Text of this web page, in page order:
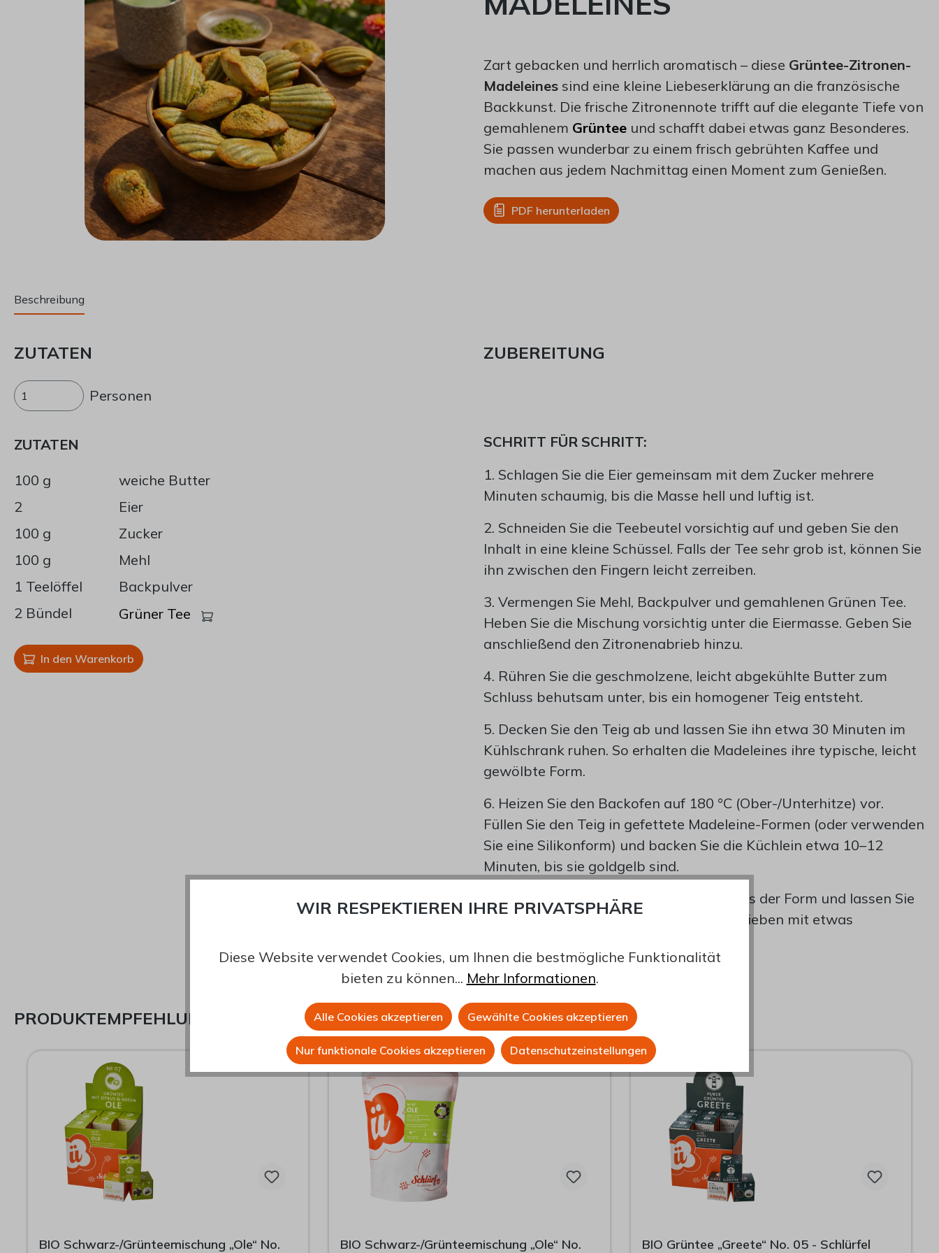
Zart gebacken und herrlich aromatisch – diese Grüntee-Zitronen-
Madeleines sind eine kleine Liebeserklärung an die französische
Backkunst. Die frische Zitronennote trifft auf die elegante Tiefe von
gemahlenem Grüntee und schafft dabei etwas ganz Besonderes.
Sie passen wunderbar zu einem frisch gebrühten Kaffee und
machen aus jedem Nachmittag einen Moment zum Genießen.
PDF herunterladen
Beschreibung
ZUTATEN
Personen
ZUTATEN
100 g
weiche Butter
2
Eier
100 g
Zucker
100 g
Mehl
1 Teelöffel
Backpulver
2 Bündel
Grüner Tee
In den Warenkorb
ZUBEREITUNG
SCHRITT FÜR SCHRITT:
1. Schlagen Sie die Eier gemeinsam mit dem Zucker mehrere
Minuten schaumig, bis die Masse hell und luftig ist.
2. Schneiden Sie die Teebeutel vorsichtig auf und geben Sie den
Inhalt in eine kleine Schüssel. Falls der Tee sehr grob ist, können Sie
ihn zwischen den Fingern leicht zerreiben.
3. Vermengen Sie Mehl, Backpulver und gemahlenen Grünen Tee.
Heben Sie die Mischung vorsichtig unter die Eiermasse. Geben Sie
anschließend den Zitronenabrieb hinzu.
4. Rühren Sie die geschmolzene, leicht abgekühlte Butter zum
Schluss behutsam unter, bis ein homogener Teig entsteht.
5. Decken Sie den Teig ab und lassen Sie ihn etwa 30 Minuten im
Kühlschrank ruhen. So erhalten die Madeleines ihre typische, leicht
gewölbte Form.
6. Heizen Sie den Backofen auf 180 °C (Ober-/Unterhitze) vor.
Füllen Sie den Teig in gefettete Madeleine-Formen (oder verwenden
Sie eine Silikonform) und backen Sie die Küchlein etwa 10–12
Minuten, bis sie goldgelb sind.
7. Lösen Sie die Madeleines vorsichtig aus der Form und lassen Sie
sie auf einem Gitter auskühlen. Nach Belieben mit etwas
PRODUKTEMPFEHLUNGEN
BIO Schwarz-/Grünteemischung „Ole“ No.
BIO Schwarz-/Grünteemischung „Ole“ No.
BIO Grüntee „Greete“ No. 05 - Schlürfel
WIR RESPEKTIEREN IHRE PRIVATSPHÄRE
Diese Website verwendet Cookies, um Ihnen die bestmögliche Funktionalität
bieten zu können... Mehr Informationen.
Alle Cookies akzeptieren Gewählte Cookies akzeptieren
Nur funktionale Cookies akzeptieren Datenschutzeinstellungen